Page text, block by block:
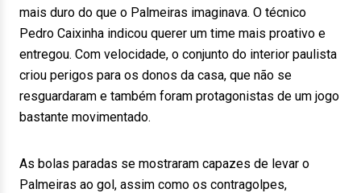
mais duro do que o Palmeiras imaginava. O técnico
Pedro Caixinha indicou querer um time mais proativo e
entregou. Com velocidade, o conjunto do interior paulista
criou perigos para os donos da casa, que não se
resguardaram e também foram protagonistas de um jogo
bastante movimentado.
As bolas paradas se mostraram capazes de levar o
Palmeiras ao gol, assim como os contragolpes,